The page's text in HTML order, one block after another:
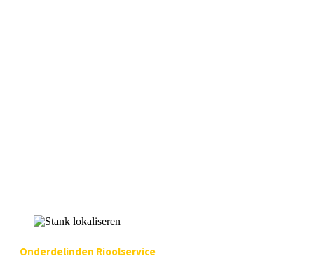
Onderdelinden Rioolservice